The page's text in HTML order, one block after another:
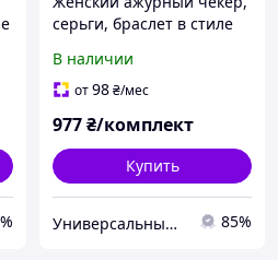
серьги, браслет в стиле
[ER578917] Fashion
Jewelry
В наличии
от98₴/мес
977₴/комплект
Купить
Универсальный Интернет-магазин POPULAR 85%